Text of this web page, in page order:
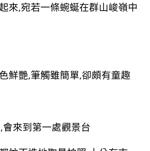
來,宛若一條蜿蜒在群山峻嶺中
鮮艷,筆觸雖簡單,卻頗有童趣
來到第一處觀景台